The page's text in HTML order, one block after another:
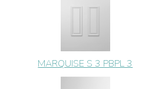
MARQUISE S 3 PBPL 3